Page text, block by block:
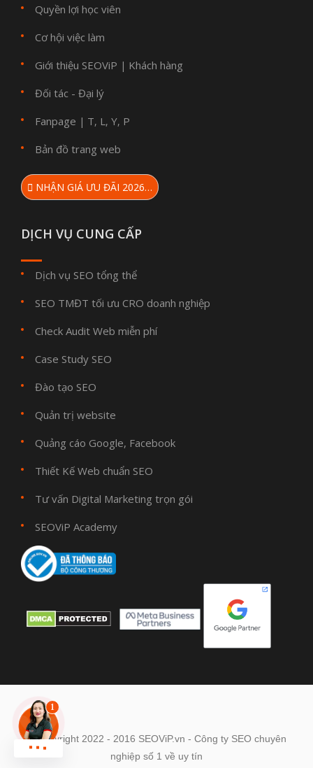
Quyền lợi học viên
Cơ hội việc làm
Giới thiệu SEOViP | Khách hàng
Đối tác - Đại lý
Fanpage | T, L, Y, P
Bản đồ trang web
NHẬN GIÁ ƯU ĐÃI 2026…
DỊCH VỤ CUNG CẤP
Dịch vụ SEO tổng thể
SEO TMĐT tối ưu CRO doanh nghiệp
Check Audit Web miễn phí
Case Study SEO
Đào tạo SEO
Quản trị website
Quảng cáo Google, Facebook
Thiết Kế Web chuẩn SEO
Tư vấn Digital Marketing trọn gói
SEOViP Academy
© Copyright 2022 - 2016 SEOViP.vn - Công ty SEO chuyên
nghiệp số 1 về uy tín